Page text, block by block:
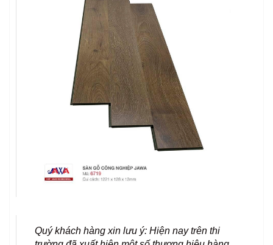
Quý khách hàng xin lưu ý: Hiện nay trên thi